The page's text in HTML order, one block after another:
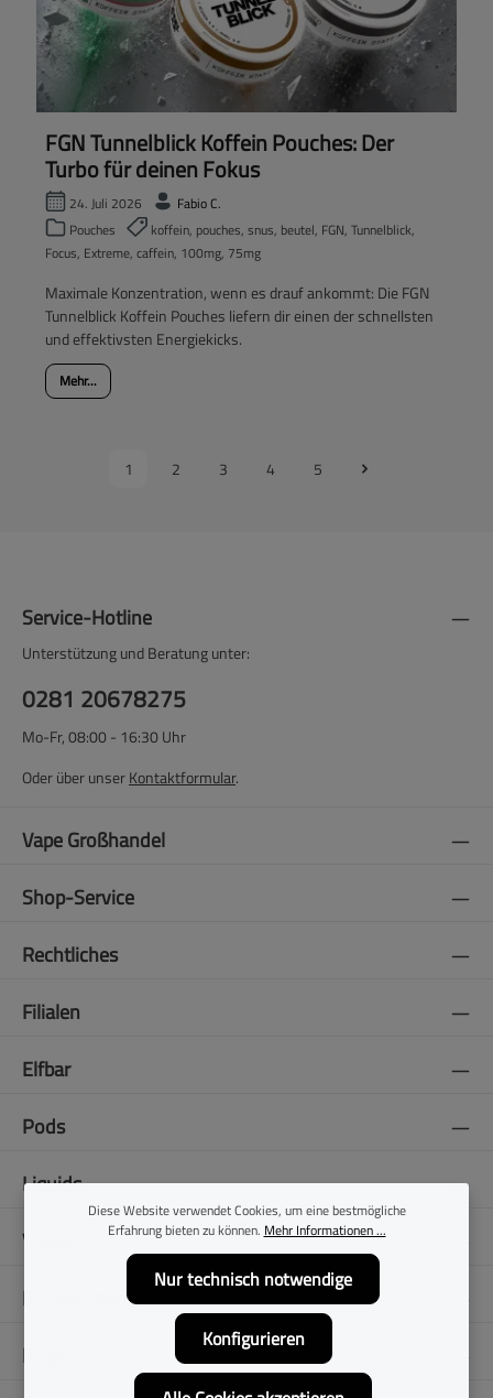
FGN Tunnelblick Koffein Pouches: Der
Turbo für deinen Fokus
24. Juli 2026
Fabio C.
Pouches
koffein, pouches, snus, beutel, FGN, Tunnelblick,
Focus, Extreme, caffein, 100mg, 75mg
Maximale Konzentration, wenn es drauf ankommt: Die FGN
Tunnelblick Koffein Pouches liefern dir einen der schnellsten
und effektivsten Energiekicks.
Mehr...
1 2 3 4 5
Service-Hotline
Unterstützung und Beratung unter:
0281 20678275
Mo-Fr, 08:00 - 16:30 Uhr
Oder über unserKontaktformular.
Vape Großhandel
Shop-Service
Rechtliches
Filialen
Elfbar
Pods
Liquids
Vapes
E-Zigaretten
Folge uns
Diese Website verwendet Cookies, um eine bestmögliche
Erfahrung bieten zu können. Mehr Informationen ...
Nur technisch notwendige
Konfigurieren